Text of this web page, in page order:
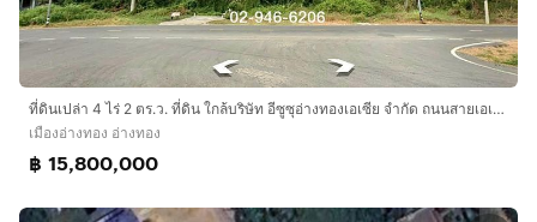
โทร :กดเพื่อดูเบอร์โทร xxxxxx082
Line :กดเพื่อดูเบอร์โทร xxxxxx082
หรือขาย
ที่ดินติดถนนสายเอเซีย ทำเลทอง อ.เมือง อ่างทอง – ทำเลการ
โอกาสดีสำหรับนักลงทุน – ทำเลแบบนี้หาไม่ได้ง่าย ๆ
ที่ดินเปล่า 4 ไร่ 2 ตร.ว. ที่ดิน ใกล้บริษัท อีซูซุอ่างทองเอเซีย จำกัด ถนนสายเอเซีย เมืองอ่างทอง อ่างทอง
เมืองอ่างทอง อ่างทอง
฿ 15,800,000